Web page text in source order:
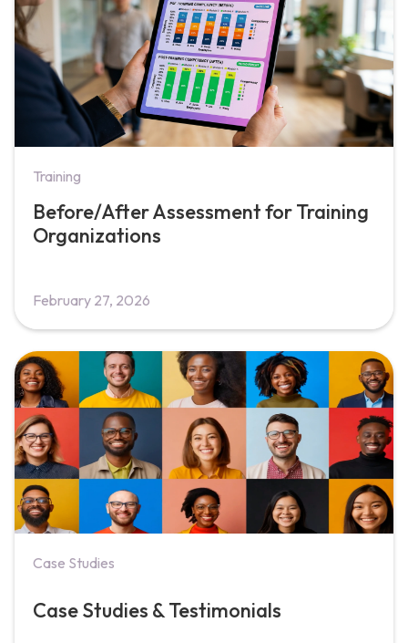
Training
Before/After Assessment for Training
Organizations
February 27, 2026
Case Studies
Case Studies & Testimonials